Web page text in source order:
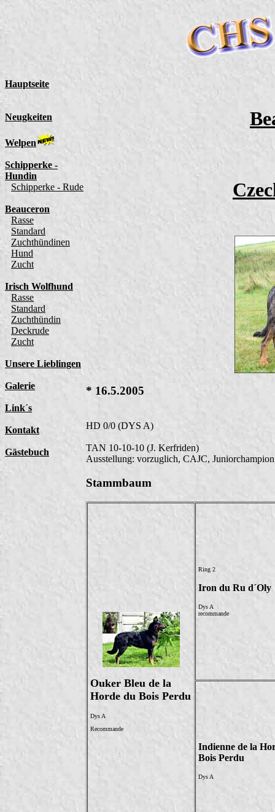
* 16.5.2005
HD 0/0 (DYS A)
TAN 10-10-10 (J. Kerfriden)
Ausstellung: vorzuglich, CAJC,
Stammbaum
Ouker Bleu de la
Horde du Bois Perdu
Dys A
Recommande
Ring 2
Iron du Ru d´Oly
Dys A
recommande
Indienne de la
Bois Perdu
Dys A